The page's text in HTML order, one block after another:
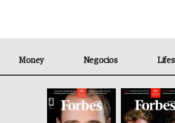
Money Negocios